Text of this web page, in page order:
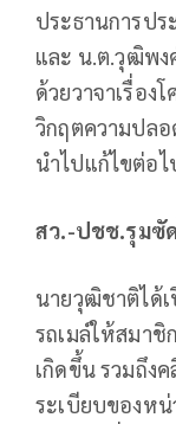
ประธานการป
และ น.ต.วุฒิพง
ด้วยวาจาเรื่อง
วิกฤตความปลอ
นำไปแก้ไขต่อไ
สว.-ปชช.รุมซั
นายวุฒิชาติได้
รถเมล์ให้สมา
เกิดขึ้น รวมถึง
ระเบียบของหน่